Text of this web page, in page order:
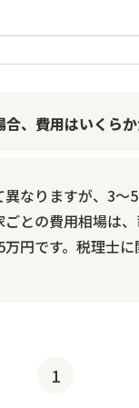
、費用はいくら
なりますが、3～
との費用相場は
円です。税理士
1